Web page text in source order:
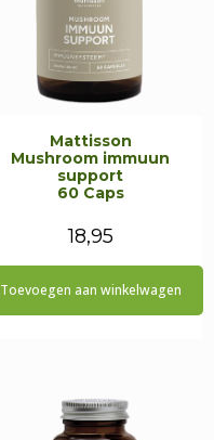
Mattisson
Mushroom immuun
support
60 Caps
18,95
Toevoegen aan winkelwagen